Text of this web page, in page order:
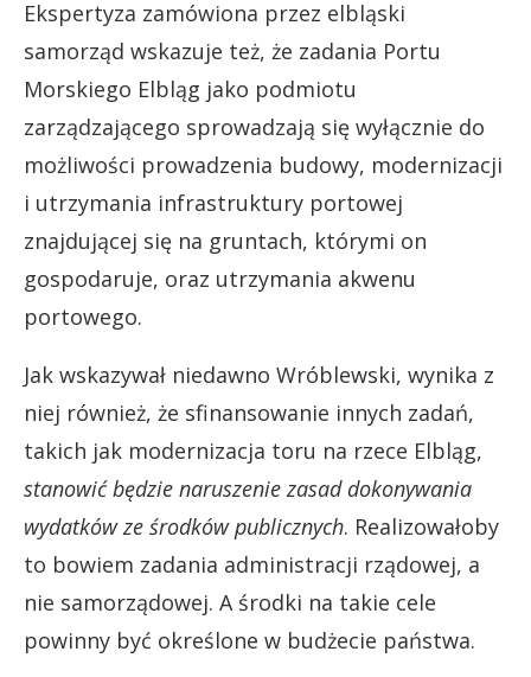
Ekspertyza zamówiona przez elbląski
samorząd wskazuje też, że zadania Portu
Morskiego Elbląg jako podmiotu
zarządzającego sprowadzają się wyłącznie do
możliwości prowadzenia budowy, modernizacji
i utrzymania infrastruktury portowej
znajdującej się na gruntach, którymi on
gospodaruje, oraz utrzymania akwenu
portowego.
Jak wskazywał niedawno Wróblewski, wynika z
niej również, że sfinansowanie innych zadań,
takich jak modernizacja toru na rzece Elbląg,
stanowić będzie naruszenie zasad dokonywania
wydatków ze środków publicznych. Realizowałoby
to bowiem zadania administracji rządowej, a
nie samorządowej. A środki na takie cele
powinny być określone w budżecie państwa.